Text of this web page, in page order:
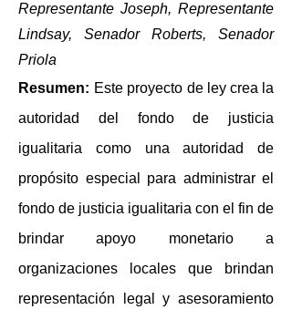
Representante Joseph, Representante
Lindsay, Senador Roberts, Senador
Priola
Resumen: Este proyecto de ley crea la
autoridad del fondo de justicia
igualitaria como una autoridad de
propósito especial para administrar el
fondo de justicia igualitaria con el fin de
brindar apoyo monetario a
organizaciones locales que brindan
representación legal y asesoramiento